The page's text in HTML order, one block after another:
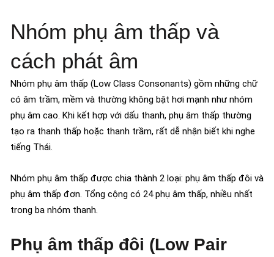
Nhóm phụ âm thấp và
cách phát âm
Nhóm phụ âm thấp (Low Class Consonants) gồm những chữ
có âm trầm, mềm và thường không bật hơi mạnh như nhóm
phụ âm cao. Khi kết hợp với dấu thanh, phụ âm thấp thường
tạo ra thanh thấp hoặc thanh trầm, rất dễ nhận biết khi nghe
tiếng Thái.
Nhóm phụ âm thấp được chia thành 2 loại: phụ âm thấp đôi và
phụ âm thấp đơn. Tổng cộng có 24 phụ âm thấp, nhiều nhất
trong ba nhóm thanh.
Phụ âm thấp đôi (Low Pair